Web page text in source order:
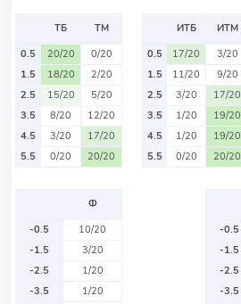
ТБ
ТМ
0.5
20/20
0/20
1.5
18/20
2/20
2.5
15/20
5/20
3.5
8/20
12/20
4.5
3/20
17/20
5.5
0/20 20/20
ИТБ
ИТМ
0.5
17/20
3/20
1.5
11/20
9/20
2.5
3/20
17/20
3.5
1/20
19/20
4.5
1/20
19/20
5.5
0/20 20/20
Ф
-0.5
10/20
-1.5
3/20
-2.5
1/20
-3.5
1/20
-0.5
-1.5
-2.5
-3.5